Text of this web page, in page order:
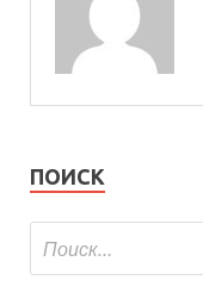
ПОИСК